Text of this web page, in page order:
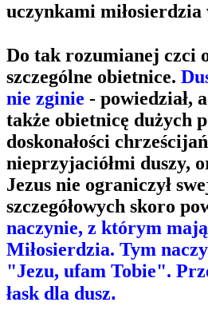
uczynkami
Do tak rozumianej czci
szczególne obietnice.
nie zginie - powiedział,
także obietnicę dużych
doskonałości
nieprzyjaciółmi duszy,
Jezus nie ograniczył
szczegółowych skoro
naczynie, z którym
Miłosierdzia. Tym
"Jezu, ufam Tobie".
łask dla dusz.